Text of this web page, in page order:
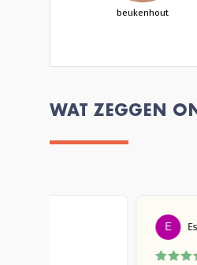
beukenhout
WAT ZEGGEN